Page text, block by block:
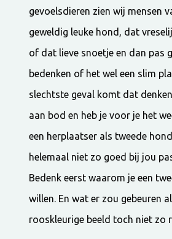
gevoelsdieren zien wij mensen
geweldig leuke hond, dat
of dat lieve snoetje en dan pas
bedenken of het wel een slim
slechtste geval komt dat
aan bod en heb je voor je het
een herplaatser als tweede
helemaal niet zo goed bij jou
Bedenk eerst waarom je een
willen. En wat er zou gebeuren
rooskleurige beeld toch niet zo